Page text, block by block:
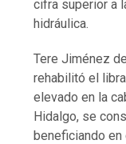
cifra superior a
hidráulica.
Tere Jiménez
rehabilitó el
elevado en la
Hidalgo, se
beneficiando en